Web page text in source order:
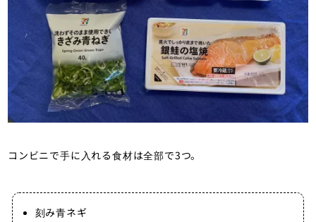
コンビニで手に入れる食材は全部で3つ。
刻み青ネギ